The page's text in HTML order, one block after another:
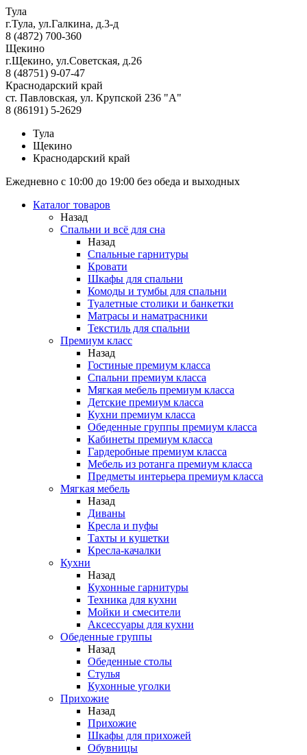
Тула
г.Тула, ул.Галкина, д.3-д
8 (4872) 700-360
Щекино
г.Щекино, ул.Советская, д.26
8 (48751) 9-07-47
Краснодарский край
ст. Павловская, ул. Крупской 236 "А"
8 (86191) 5-2629
Тула
Щекино
Краснодарский край
Ежедневно с 10:00 до 19:00 без обеда и выходных
Каталог товаров
Назад
Спальни и всё для сна
Назад
Спальные гарнитуры
Кровати
Шкафы для спальни
Комоды и тумбы для спальни
Туалетные столики и банкетки
Матрасы и наматрасники
Текстиль для спальни
Премиум класс
Назад
Гостиные премиум класса
Спальни премиум класса
Мягкая мебель премиум класса
Детские премиум класса
Кухни премиум класса
Обеденные группы премиум класса
Кабинеты премиум класса
Гардеробные премиум класса
Мебель из ротанга премиум класса
Предметы интерьера премиум класса
Мягкая мебель
Назад
Диваны
Кресла и пуфы
Тахты и кушетки
Кресла-качалки
Кухни
Назад
Кухонные гарнитуры
Техника для кухни
Мойки и смесители
Аксессуары для кухни
Обеденные группы
Назад
Обеденные столы
Стулья
Кухонные уголки
Прихожие
Назад
Прихожие
Шкафы для прихожей
Обувницы